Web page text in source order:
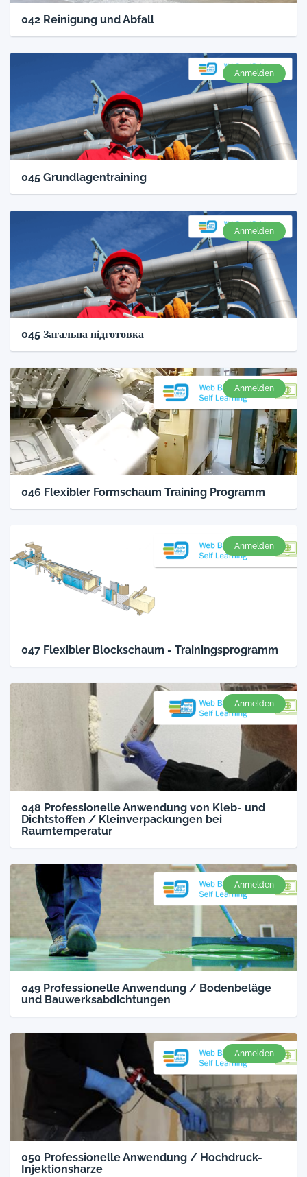
042 Reinigung und Abfall
Anmelden
045 Grundlagentraining
Anmelden
045 Загальна підготовка
Anmelden
046 Flexibler Formschaum Training Programm
Anmelden
047 Flexibler Blockschaum - Trainingsprogramm
Anmelden
048 Professionelle Anwendung von Kleb- und
Dichtstoffen / Kleinverpackungen bei
Raumtemperatur
Anmelden
049 Professionelle Anwendung / Bodenbeläge
und Bauwerksabdichtungen
Anmelden
050 Professionelle Anwendung / Hochdruck-
Injektionsharze